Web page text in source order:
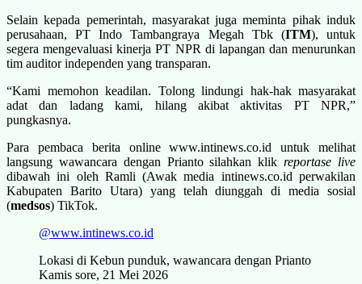
Selain kepada pemerintah, masyarakat juga meminta pihak induk
perusahaan, PT Indo Tambangraya Megah Tbk (ITM), untuk
segera mengevaluasi kinerja PT NPR di lapangan dan menurunkan
tim auditor independen yang transparan.
“Kami memohon keadilan. Tolong lindungi hak-hak masyarakat
adat dan ladang kami, hilang akibat aktivitas PT NPR,”
pungkasnya.
Para pembaca berita online www.intinews.co.id untuk melihat
langsung wawancara dengan Prianto silahkan klikreportase live
dibawah ini oleh Ramli (Awak media intinews.co.id perwakilan
Kabupaten Barito Utara) yang telah diunggah di media sosial
(medsos) TikTok.
@www.intinews.co.id
Lokasi di Kebun punduk, wawancara dengan Prianto
Kamis sore, 21 Mei 2026